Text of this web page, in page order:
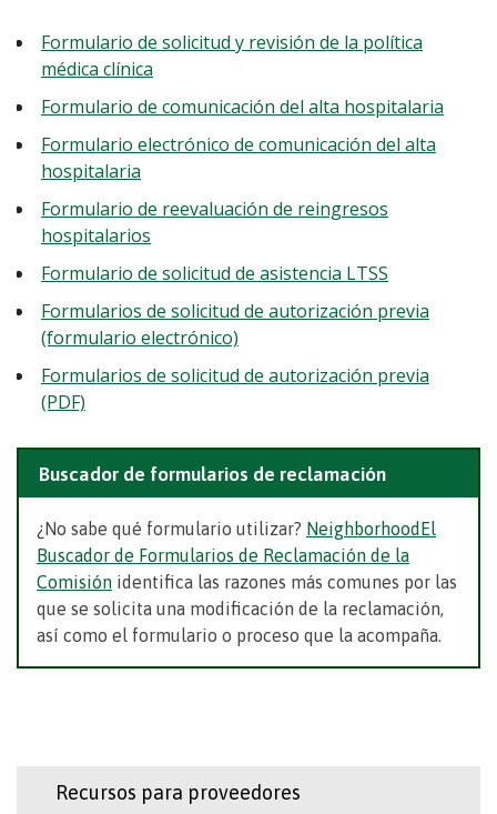
Formulario de solicitud y revisión de la política
médica clínica
Formulario de comunicación del alta hospitalaria
Formulario electrónico de comunicación del alta
hospitalaria
Formulario de reevaluación de reingresos
hospitalarios
Formulario de solicitud de asistencia LTSS
Formularios de solicitud de autorización previa
(formulario electrónico)
Formularios de solicitud de autorización previa
(PDF)
Buscador de formularios de reclamación
¿No sabe qué formulario utilizar? NeighborhoodEl
Buscador de Formularios de Reclamación de la
Comisión identifica las razones más comunes por las
que se solicita una modificación de la reclamación,
así como el formulario o proceso que la acompaña.
Recursos para proveedores